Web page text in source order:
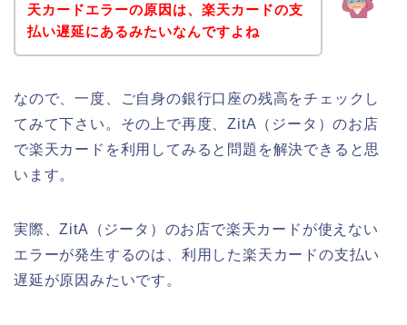
天カードエラーの原因は、楽天カードの支
払い遅延にあるみたいなんですよね
なので、一度、ご自身の銀行口座の残高をチェックし
てみて下さい。その上で再度、ZitA（ジータ）のお店
で楽天カードを利用してみると問題を解決できると思
います。
実際、ZitA（ジータ）のお店で楽天カードが使えない
エラーが発生するのは、利用した楽天カードの支払い
遅延が原因みたいです。